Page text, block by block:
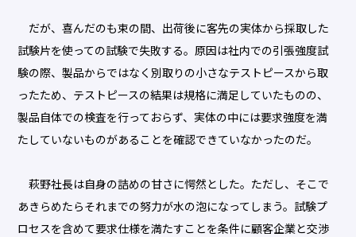
だが、喜んだのも束の間、出荷後に客先の実体から採取した
試験片を使っての試験で失敗する。原因は社内での引張強度試
験の際、製品からではなく別取りの小さなテストピースから取
ったため、テストピースの結果は規格に満足していたものの、
製品自体での検査を行っておらず、実体の中には要求強度を満
たしていないものがあることを確認できていなかったのだ。
萩野社長は自身の詰めの甘さに愕然とした。ただし、そこで
あきらめたらそれまでの努力が水の泡になってしまう。試験プ
ロセスを含めて要求仕様を満たすことを条件に顧客企業と交渉